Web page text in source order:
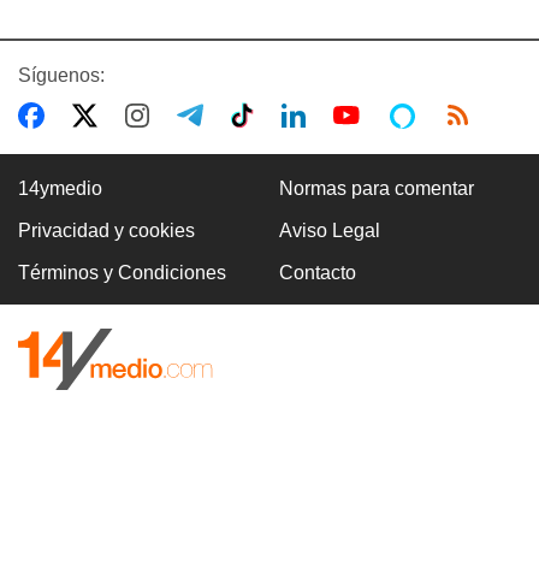
Síguenos:
14ymedio Normas para comentar
Privacidad y cookies Aviso Legal
Términos y Condiciones Contacto